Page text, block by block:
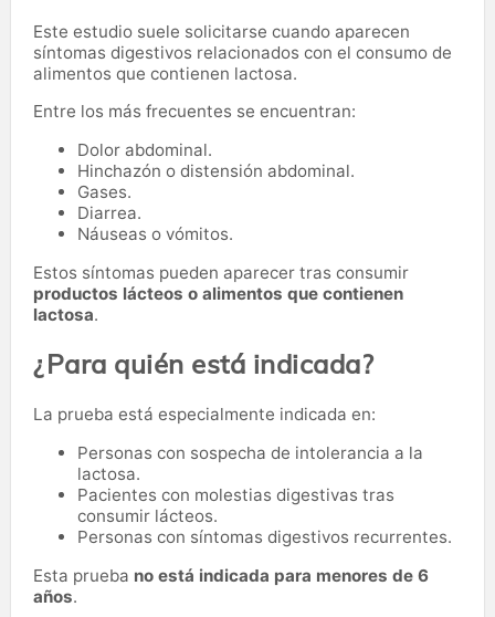
Este estudio suele solicitarse cuando aparecen
síntomas digestivos relacionados con el consumo de
alimentos que contienen lactosa.
Entre los más frecuentes se encuentran:
Dolor abdominal.
Hinchazón o distensión abdominal.
Gases.
Diarrea.
Náuseas o vómitos.
Estos síntomas pueden aparecer tras consumir
productos lácteos o alimentos que contienen
lactosa.
¿Para quién está indicada?
La prueba está especialmente indicada en:
Personas con sospecha de intolerancia a la
lactosa.
Pacientes con molestias digestivas tras
consumir lácteos.
Personas con síntomas digestivos recurrentes.
Esta prueba no está indicada para menores de 6
años.